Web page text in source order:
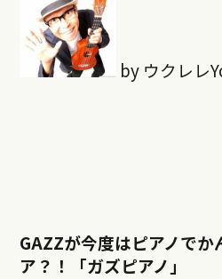
by ウクレレ
GAZZが今度はピアノでか
ア？！「ガズピアノ」